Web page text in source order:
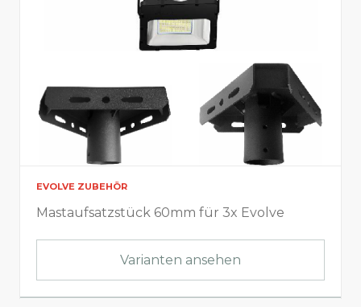
EVOLVE ZUBEHÖR
Mastaufsatzstück 60mm für 3x Evolve
Varianten ansehen